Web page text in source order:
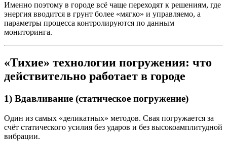
Именно поэтому в городе всё чаще переходят к решениям, где
энергия вводится в грунт более «мягко» и управляемо, а
параметры процесса контролируются по данным
мониторинга.
«Тихие» технологии погружения: что
действительно работает в городе
1) Вдавливание (статическое погружение)
Один из самых «деликатных» методов. Свая погружается за
счёт статического усилия без ударов и без высокоамплитудной
вибрации.